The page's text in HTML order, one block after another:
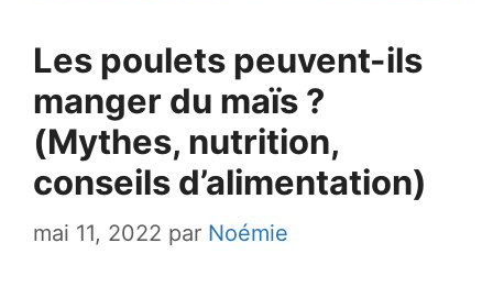
Les poulets peuvent-ils
manger du maïs ?
(Mythes, nutrition,
conseils d’alimentation)
mai 11, 2022 par Noémie